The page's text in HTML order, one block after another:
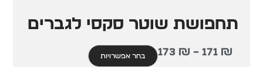
תחפושת שוטר סקסי לגברים
171 ₪
–
173 ₪ בחר אפשרויות